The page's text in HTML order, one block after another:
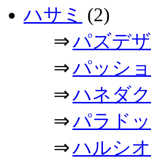
ハサミ (2)
⇒パズデ
⇒パッシ
⇒ハネダ
⇒パラド
⇒ハルシ